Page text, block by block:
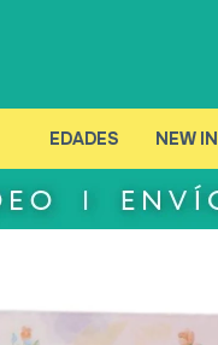
EDADES NEW IN